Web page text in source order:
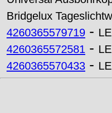
Bridgelux
4260365579719 -
4260365572581 -
4260365570433 -